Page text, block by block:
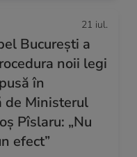
21 iul.
București a
noii legi
în
de Ministerul
Pîslaru: „Nu
efect”